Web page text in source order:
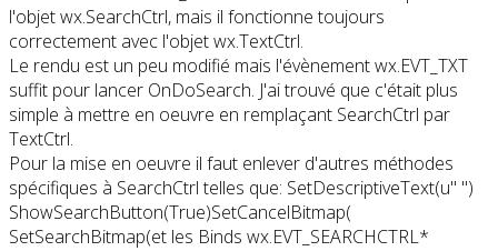
l'objet wx.SearchCtrl, mais il fonctionne toujours
correctement avec l'objet wx.TextCtrl.
Le rendu est un peu modifié mais l'évènement wx.EVT_TXT
suffit pour lancer OnDoSearch. J'ai trouvé que c'était plus
simple à mettre en oeuvre en remplaçant SearchCtrl par
TextCtrl.
Pour la mise en oeuvre il faut enlever d'autres méthodes
spécifiques à SearchCtrl telles que: SetDescriptiveText(u" ")
ShowSearchButton(True)SetCancelBitmap(
SetSearchBitmap(et les Binds wx.EVT_SEARCHCTRL*